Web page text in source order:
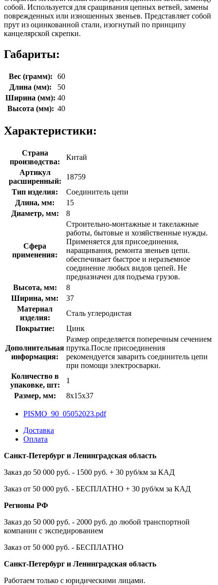
собой. Используется для сращивания цепных ветвей, замены
поврежденных или изношенных звеньев. Представляет собой
прут из оцинкованной стали, изогнутый по принципу
канцелярской скрепки.
Габариты:
Вес (грамм):
60
Длина (мм):
50
Ширина (мм): 40
Высота (мм): 40
Характеристики:
Страна
производства:
Китай
Артикул
расширенный:
18759
Тип изделия:
Соединитель цепи
Длина, мм:
15
Диаметр, мм:
8
Сфера
применения:
Строительно-монтажные и такелажные
работы, бытовые и хозяйственные нужды.
Применяется для присоединения,
наращивания, ремонта звеньев цепи.
обеспечивает быстрое и неразъемное
соединение любых видов цепей. Не
предназначен для подъема грузов.
Высота, мм:
8
Ширина, мм:
37
Материал
изделия:
Сталь углеродистая
Покрытие:
Цинк
Дополнительная
информация:
Размер определяется поперечным сечением
прутка.После присоединения
рекомендуется заварить соединитель цепи
при помощи электросварки.
Количество в
упаковке, шт:
1
Размер, мм:
8х15х37
PISMO_90_05052023.pdf
Доставка
Оплата
Санкт-Петербург и Ленинградская область
Заказ до 50 000 руб. - 1500 руб. + 30 руб/км за КАД
Заказ от 50 000 руб. - БЕСПЛАТНО + 30 руб/км за КАД
Регионы РФ
Заказ до 50 000 руб. - 2000 руб. до любой транспортной
компании с экспедированием
Заказ от 50 000 руб. - БЕСПЛАТНО
Санкт-Петербург и Ленинградская область
Работаем только с юридическими лицами.